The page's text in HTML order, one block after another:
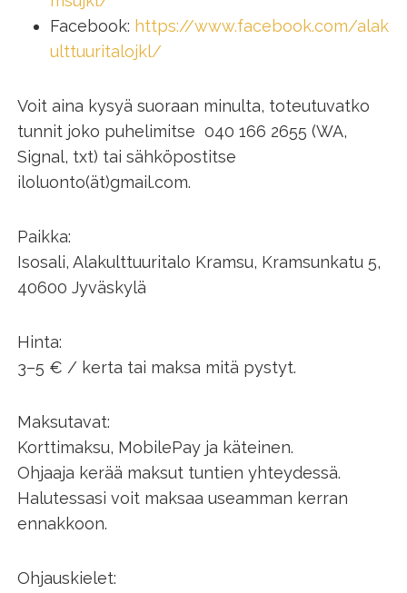
Facebook: https://www.facebook.com/alak
ulttuuritalojkl/
Voit aina kysyä suoraan minulta, toteutuvatko
tunnit joko puhelimitse 040 166 2655 (WA,
Signal, txt) tai sähköpostitse
iloluonto(ät)gmail.com.
Paikka:
Isosali, Alakulttuuritalo Kramsu, Kramsunkatu 5,
40600 Jyväskylä
Hinta:
3–5 € / kerta tai maksa mitä pystyt.
Maksutavat:
Korttimaksu, MobilePay ja käteinen.
Ohjaaja kerää maksut tuntien yhteydessä.
Halutessasi voit maksaa useamman kerran
ennakkoon.
Ohjauskielet: